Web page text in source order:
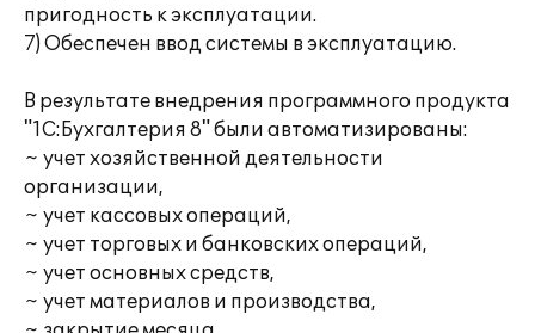
пригодность к эксплуатации.
7) Обеспечен ввод системы в эксплуатацию.
В результате внедрения программного продукта
"1С:Бухгалтерия 8" были автоматизированы:
~ учет хозяйственной деятельности
организации,
~ учет кассовых операций,
~ учет торговых и банковских операций,
~ учет основных средств,
~ учет материалов и производства,